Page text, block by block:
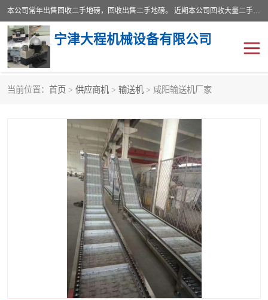
本公司常年出售回收二手地磅，回收出售二手地磅。 近期本公司回收大量二手地磅，型号齐全，宽度从2米到3.5米，长度5米到25米，承重吨位从10到200吨，成色7—9成新。 ? 使用年限6个月至2年，产品来源于个人闲置品，工矿企业停用品，因小换大而来。 精准度和新的一样， 二手地磅是内行人的选择，打个电话就省钱朋友您好等什么
宁津大程机械设备有限公司
当前位置： 首页 > 供应商机 > 输送机 > 咸阳输送机厂家
废纸打包机
食品烘干机
输送机
全自动输送机
食品螺旋塔
木材撕碎机